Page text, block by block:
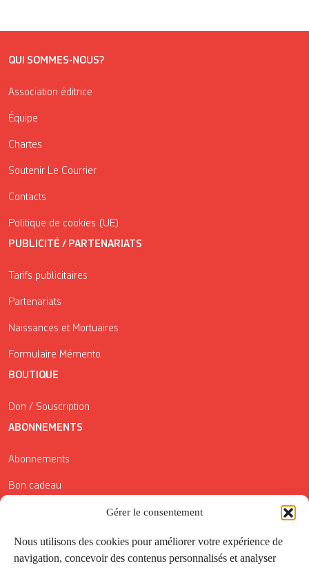
Gérer le consentement
Nous utilisons des cookies pour améliorer votre expérience de
navigation, concevoir des contenus personnalisés et analyser
QUI SOMMES-NOUS?
Association éditrice
Équipe
Chartes
Soutenir Le Courrier
Contacts
Politique de cookies (UE)
PUBLICITÉ / PARTENARIATS
Tarifs publicitaires
Partenariats
Naissances et Mortuaires
Formulaire Mémento
BOUTIQUE
Don / Souscription
ABONNEMENTS
Abonnements
Bon cadeau
Conditions générales de vente
Réductions de la Carte Côté Courrier
Application